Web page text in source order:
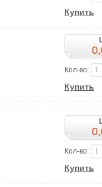
Купить
Кол-во:
Купить
Кол-во:
Купить